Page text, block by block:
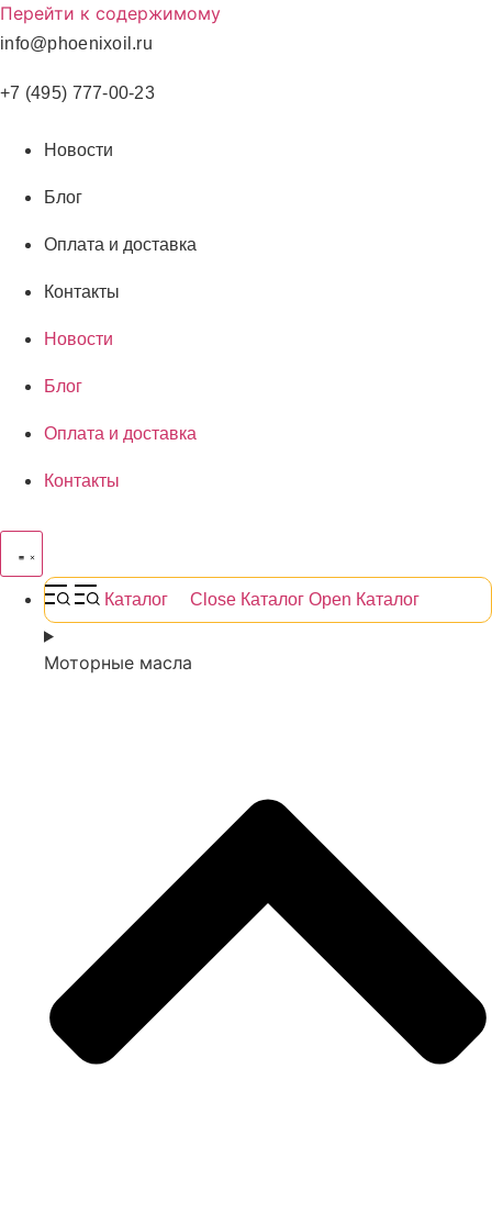
Перейти к содержимому
info@phoenixoil.ru
+7 (495) 777-00-23
Новости
Блог
Оплата и доставка
Контакты
Новости
Блог
Оплата и доставка
Контакты
Каталог Close Каталог Open Каталог
Моторные масла